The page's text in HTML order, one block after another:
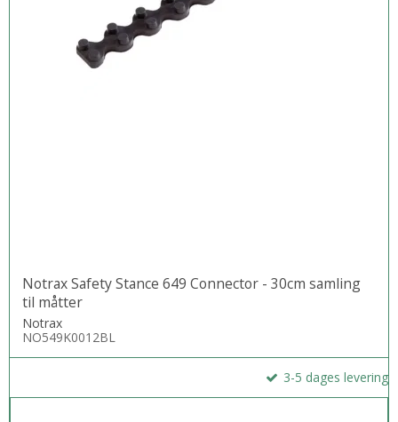
Notrax Safety Stance 649 Connector - 30cm samling
til måtter
Notrax
NO549K0012BL
3-5 dages levering